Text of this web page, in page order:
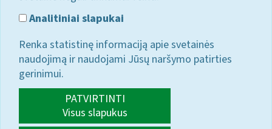
Analitiniai slapukai
Renka statistinę informaciją apie svetainės
naudojimą ir naudojami Jūsų naršymo patirties
gerinimui.
PATVIRTINTI
Visus slapukus